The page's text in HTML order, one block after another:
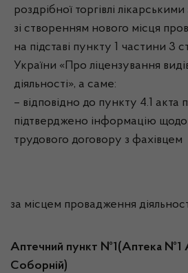
роздрібної торгівлі
зі створенням нового місця
на підставі пункту 1 частини 3
України «Про ліцензування
діяльності», а саме:
– відповідно до пункту 4.1 акта
підтверджено інформацію
трудового договору з фахівцем
за місцем провадження
Аптечний пункт №1(Аптека №1
Соборній)